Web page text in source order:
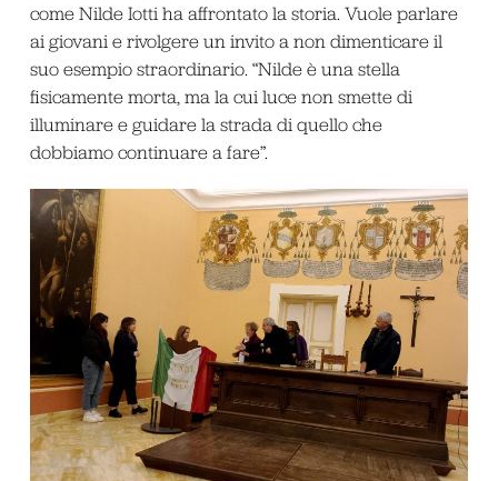
come Nilde Iotti ha affrontato la storia. Vuole parlare
ai giovani e rivolgere un invito a non dimenticare il
suo esempio straordinario. “Nilde è una stella
fisicamente morta, ma la cui luce non smette di
illuminare e guidare la strada di quello che
dobbiamo continuare a fare”.